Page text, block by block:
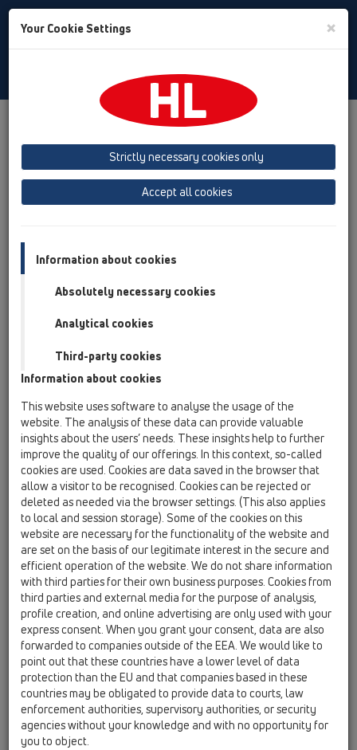
Toggle
přehled produktů
12 Balkony a terasy
Výrobky
Balkonové a terasové vtoky otočné
HL80
přehled produktů
Výrobky
Balkonové a terasové vtoky
otočné
HL80
HL80-3020
HL80-3020
Balkonový a terasový vtok
DN50/75 s otočným kloubem na
odtoku, s izolační přírubou, se
suchou zápachovou klapkou,
nerez 132x132mm/ kryt pro
dlažbu nerez 112x112mm
Your Cookie Settings ×
Strictly necessary cookies only
Accept all cookies
Information about cookies
Absolutely necessary cookies
Analytical cookies
Third-party cookies
Information about cookies
This website uses software to analyse the usage of the
website. The analysis of these data can provide valuable
insights about the users’ needs. These insights help to further
improve the quality of our offerings. In this context, so-called
cookies are used. Cookies are data saved in the browser that
allow a visitor to be recognised. Cookies can be rejected or
deleted as needed via the browser settings. (This also applies
to local and session storage). Some of the cookies on this
website are necessary for the functionality of the website and
are set on the basis of our legitimate interest in the secure and
efficient operation of the website. We do not share information
with third parties for their own business purposes. Cookies from
third parties and external media for the purpose of analysis,
profile creation, and online advertising are only used with your
express consent. When you grant your consent, data are also
forwarded to companies outside of the EEA. We would like to
point out that these countries have a lower level of data
protection than the EU and that companies based in these
countries may be obligated to provide data to courts, law
enforcement authorities, supervisory authorities, or security
agencies without your knowledge and with no opportunity for
you to object.